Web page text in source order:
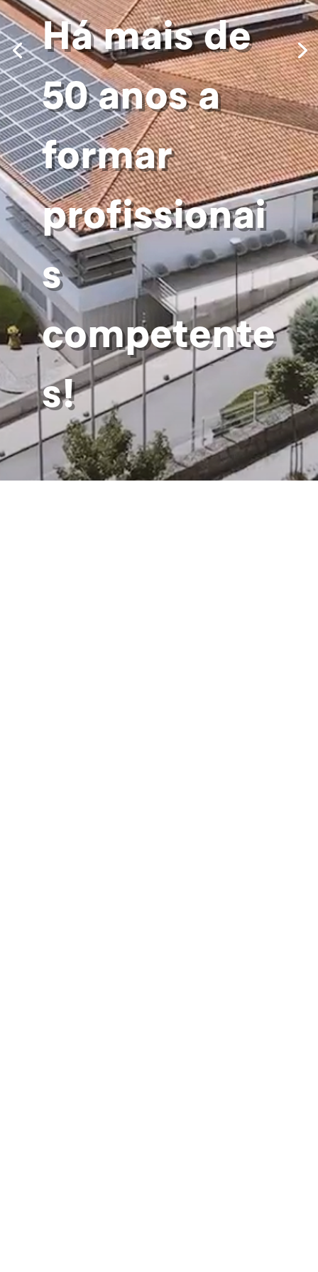
Há mais de
50 anos a
formar
profissionai
s
competente
s!